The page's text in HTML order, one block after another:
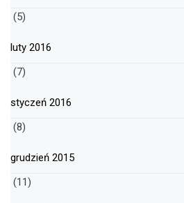
(5)
luty 2016
(7)
styczeń 2016
(8)
grudzień 2015
(11)